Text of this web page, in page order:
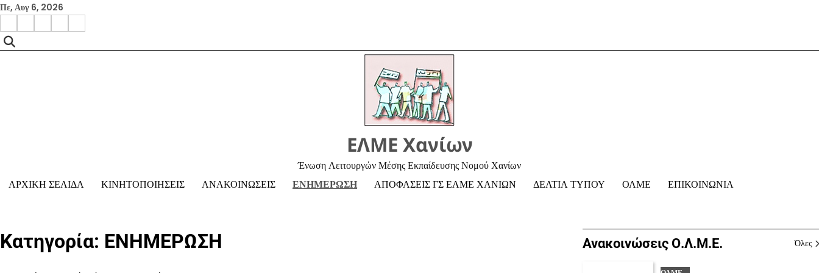
Skip
content
Πε, Αυγ 6, 2026
facebook
instagram
google
x youtube
ΕΛΜΕ Χανίων
Ένωση Λειτουργών Μέσης Εκπαίδευσης Νομού Χανίων
ΑΡΧΙΚΉ ΣΕΛΊΔΑ
ΚΙΝΗΤΟΠΟΙΗΣΕΙΣ ΑΝΑΚΟΙΝΩΣΕΙΣ ΕΝΗΜΕΡΩΣΗ ΑΠΟΦΑΣΕΙΣ ΓΣ ΕΛΜΕ ΧΑΝΙΩΝ ΔΕΛΤΙΑ ΤΥΠΟΥ ΟΛΜΕ ΕΠΙΚΟΙΝΩΝΊΑ
Κατηγορία: ΕΝΗΜΕΡΩΣΗ Ανακοινώσεις Ο.Λ.Μ.Ε. Όλες